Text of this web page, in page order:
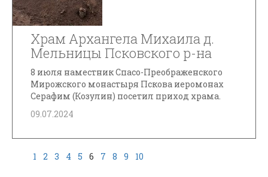
Храм Архангела Михаила д.
Мельницы Псковского р-на
8 июля наместник Спасо-Преображенского
Мирожского монастыря Пскова иеромонах
Серафим (Козулин) посетил приход храма.
09.07.2024
1 2 3 4 5 6 7 8 9 10